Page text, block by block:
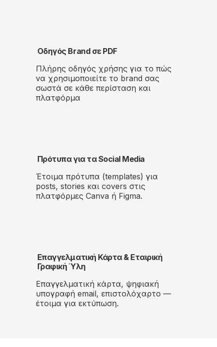
Οδηγός Brand σε PDF
Πλήρης οδηγός χρήσης για το πώς
να χρησιμοποιείτε τo brand σας
σωστά σε κάθε περίσταση και
πλατφόρμα
Πρότυπα για τα Social Media
Έτοιμα πρότυπα (templates) για
posts, stories και covers στις
πλατφόρμες Canva ή Figma.
Επαγγελματική Κάρτα & Εταιρική
Γραφική Ύλη
Επαγγελματική κάρτα, ψηφιακή
υπογραφή email, επιστολόχαρτο —
έτοιμα για εκτύπωση.